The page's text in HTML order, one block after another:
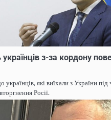
з-за кордону
українців, які виїхали з України під
Росії.